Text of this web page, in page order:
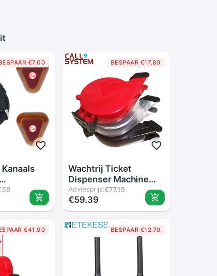
€7.00
1
+ 2 Call
Ober
F4411A
BESPAAR €17.80
Wachtrij Ticket
Dispenser Machine
Neem Een Aantal
Ticket Wachtrij
Management Systeem
Adviesprijs:€77.19
€59.39
€41.90 BESPAAR €12.70